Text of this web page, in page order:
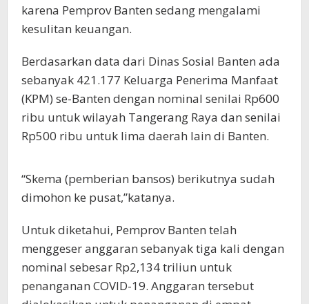
karena Pemprov Banten sedang mengalami
kesulitan keuangan.
Berdasarkan data dari Dinas Sosial Banten ada
sebanyak 421.177 Keluarga Penerima Manfaat
(KPM) se-Banten dengan nominal senilai Rp600
ribu untuk wilayah Tangerang Raya dan senilai
Rp500 ribu untuk lima daerah lain di Banten.
“Skema (pemberian bansos) berikutnya sudah
dimohon ke pusat,”katanya.
Untuk diketahui, Pemprov Banten telah
menggeser anggaran sebanyak tiga kali dengan
nominal sebesar Rp2,134 triliun untuk
penanganan COVID-19. Anggaran tersebut